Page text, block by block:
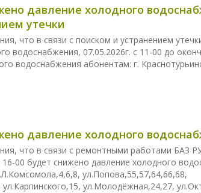
давление холодного
утечки
что в связи с поиском и устранением
водоснабжения, 07.05.2026г. с 11-00 до
водоснабжения абонентам: г.
давление холодного
что в связи с ремонтными работами БАЗ
00 будет снижено давление холодного
ул.Попова,55,57,64,66,68,
ул.Молодёжная,24,27,